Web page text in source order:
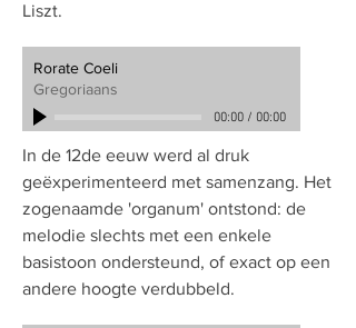
Liszt.
Rorate Coeli
Gregoriaans
00:00/ 00:00
In de 12de eeuw werd al druk
geëxperimenteerd met samenzang. Het
zogenaamde 'organum' ontstond: de
melodie slechts met een enkele
basistoon ondersteund, of exact op een
andere hoogte verdubbeld.